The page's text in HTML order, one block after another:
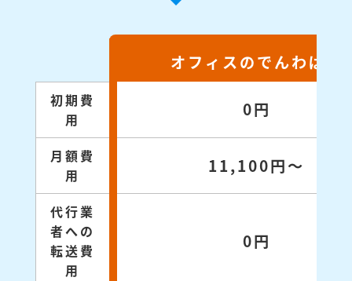
オフィスのでんわばん
初期費
用
0円
月額費
用
11,100円～
代行業
者への
転送費
用
0円